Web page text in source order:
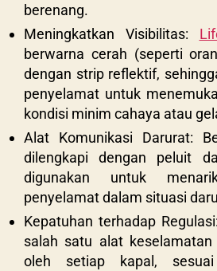
berenang.
Meningkatkan Visibilitas:
berwarna cerah (seperti
dengan strip reflektif,
penyelamat untuk
kondisi minim cahaya atau
Alat Komunikasi Darurat:
dilengkapi dengan peluit
digunakan untuk
penyelamat dalam situasi
Kepatuhan terhadap Regulasi:
salah satu alat
oleh setiap kapal,